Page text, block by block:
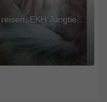
Kätzchen Henna und Mizuki möchten reisen, EKH Jungtier - Katze